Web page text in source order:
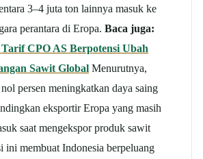
3–4 juta ton lainnya masuk ke
perantara di Eropa. Baca juga:
CPO AS Berpotensi Ubah
Sawit Global Menurutnya,
persen meningkatkan daya saing
eksportir Eropa yang masih
saat mengekspor produk sawit
ini membuat Indonesia berpeluang